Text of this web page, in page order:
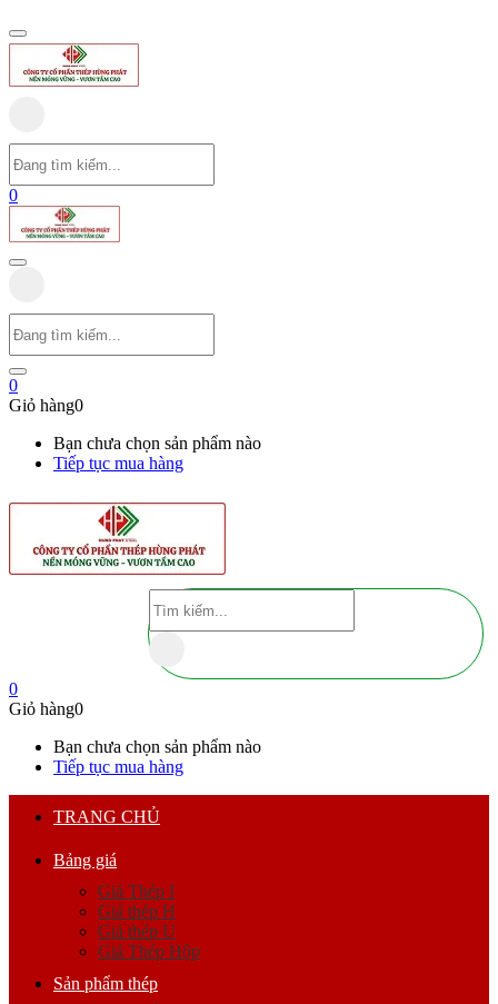
0
0
Giỏ hàng0
Bạn chưa chọn sản phẩm nào
Tiếp tục mua hàng
0
Giỏ hàng0
Bạn chưa chọn sản phẩm nào
Tiếp tục mua hàng
TRANG CHỦ
Bảng giá
Giá Thép I
Giá thép H
Giá thép U
Giá Thép Hộp
Sản phẩm thép